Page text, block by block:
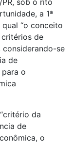
PR, sob o rito
a 1ª
“o conceito
de
considerando-se
de
o
da
de
o